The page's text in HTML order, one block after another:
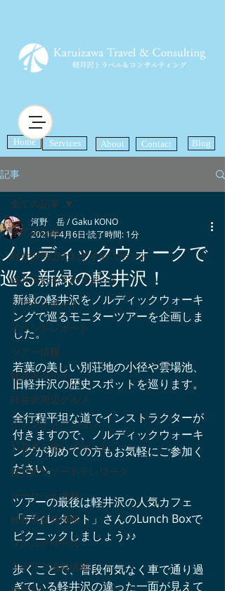
Home Services About Contact Blog
記事
全ての記事
軽井沢周辺のおすすめスポット
軽井沢おすすめスポット
ツアーレポート
イベントレポート
ツアー情報
軽井沢グルメ
軽井沢周辺グルメ
インフォメーション
お花見（桜）スポット
軽井沢リゾートテレワーク
マーケット考察
軽井沢紅葉情報
プレスリリース
メディア掲載情報
全ての記事
ノルディックウォークで
巡る新緑の軽井沢！
河野 岳 / Gaku KONO
2021年4月6日 読了時間: 1分
新緑の軽井沢をノルディックウォーキ
ングで巡るモニターツアーを企画しま
した。
若葉の美しい別荘地の小径や雲場池、
旧軽井沢の歴史スポットを巡ります。
全行程平坦な道でインストラクターが
付きますので、ノルディックウォーキ
ングが初めての方もお気軽にご参加く
ださい。
ツアーの最後は軽井沢の人気カフェ
「ディレタント」さんのLunch Boxで
ピクニックしましょう♪♪
歩くことで、普段何気なく車で通り過
ぎている軽井沢の違った一面が見えて